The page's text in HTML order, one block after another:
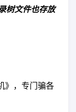
树文件也存放
》，专门骗各